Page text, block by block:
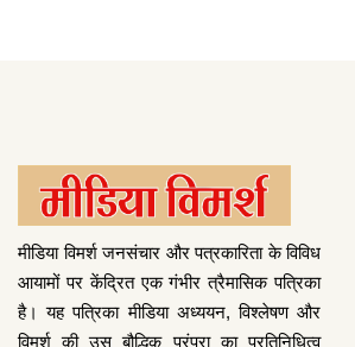
मीडिया विमर्श जनसंचार और पत्रकारिता के विविध
आयामों पर केंद्रित एक गंभीर त्रैमासिक पत्रिका
है। यह पत्रिका मीडिया अध्ययन, विश्लेषण और
विमर्श की उस बौद्धिक परंपरा का प्रतिनिधित्व